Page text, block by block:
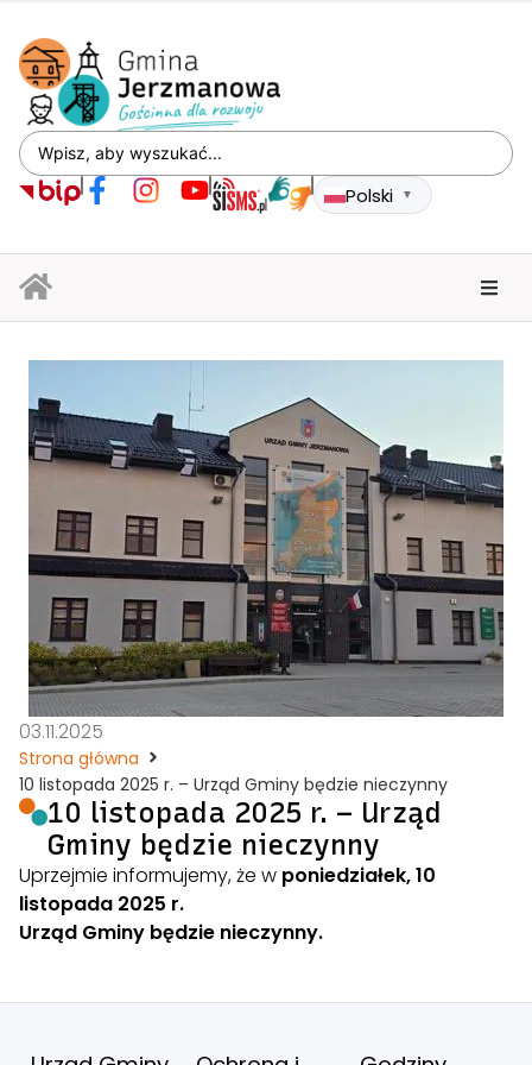
Polski ▼
03.11.2025
Strona główna
10 listopada 2025 r. – Urząd Gminy będzie nieczynny
10 listopada 2025 r. – Urząd
Gminy będzie nieczynny
Uprzejmie informujemy, że w poniedziałek, 10
listopada 2025 r.
Urząd Gminy będzie nieczynny.